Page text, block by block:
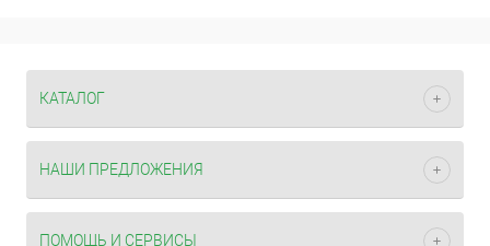
КАТАЛОГ
НАШИ ПРЕДЛОЖЕНИЯ
ПОМОЩЬ И СЕРВИСЫ